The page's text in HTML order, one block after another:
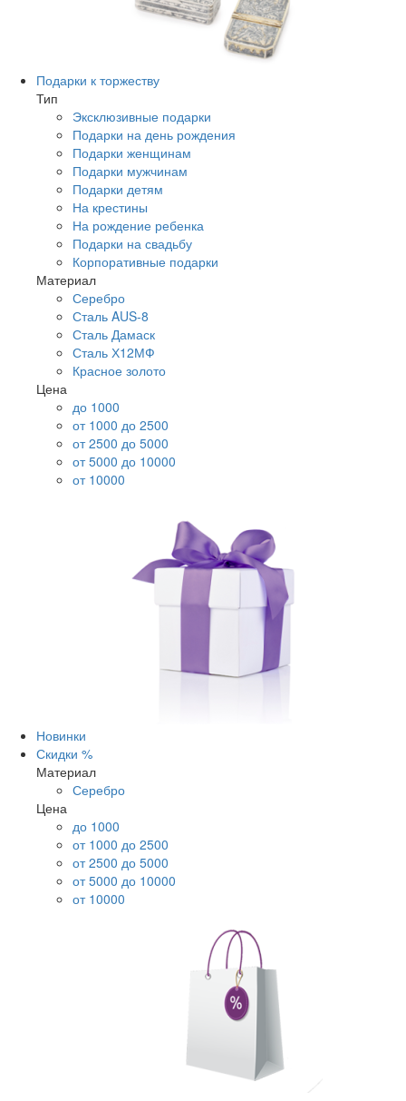
Подарки к торжеству
Тип
Эксклюзивные подарки
Подарки на день рождения
Подарки женщинам
Подарки мужчинам
Подарки детям
На крестины
На рождение ребенка
Подарки на свадьбу
Корпоративные подарки
Материал
Серебро
Сталь AUS-8
Сталь Дамаск
Сталь Х12МФ
Красное золото
Цена
до 1000
от 1000 до 2500
от 2500 до 5000
от 5000 до 10000
от 10000
Новинки
Скидки %
Материал
Серебро
Цена
до 1000
от 1000 до 2500
от 2500 до 5000
от 5000 до 10000
от 10000